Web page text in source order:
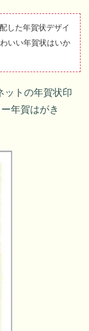
した年賀状デザイ
いい年賀状はいか
ットの年賀状印
年賀はがき